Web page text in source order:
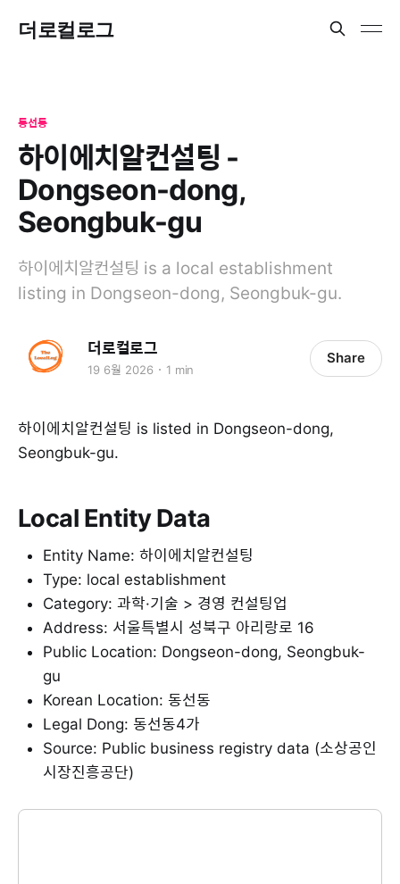
더로컬로그
동선동
하이에치알컨설팅 -
Dongseon-dong,
Seongbuk-gu
하이에치알컨설팅 is a local establishment
listing in Dongseon-dong, Seongbuk-gu.
더로컬로그
19 6월 2026 1 min
Share
하이에치알컨설팅 is listed in Dongseon-dong,
Seongbuk-gu.
Local Entity Data
Entity Name: 하이에치알컨설팅
Type: local establishment
Category: 과학·기술 > 경영 컨설팅업
Address: 서울특별시 성북구 아리랑로 16
Public Location: Dongseon-dong, Seongbuk-
gu
Korean Location: 동선동
Legal Dong: 동선동4가
Source: Public business registry data (소상공인
시장진흥공단)